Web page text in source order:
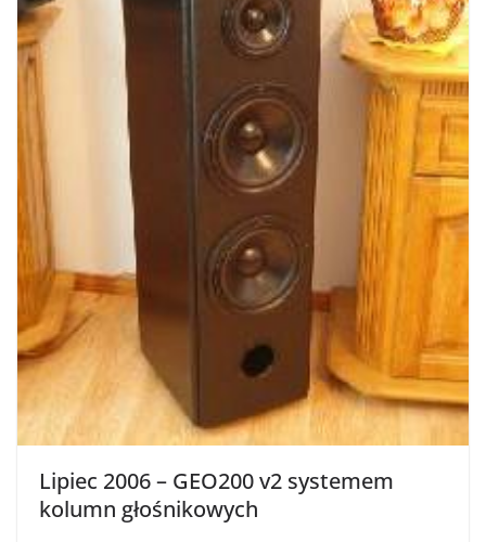
Lipiec 2006 – GEO200 v2 systemem
kolumn głośnikowych